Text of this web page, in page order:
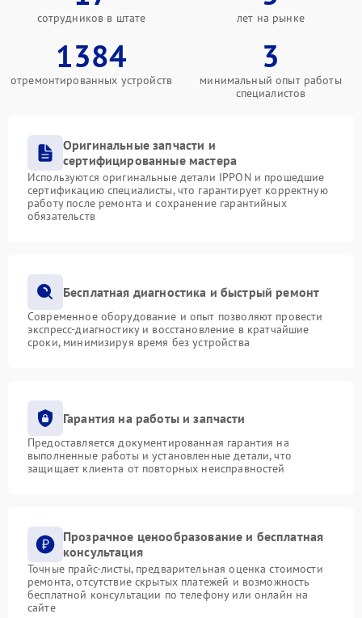
сотрудников в штате лет на рынке
1384
отремонтированных устройств
3
минимальный опыт работы
специалистов
Оригинальные запчасти и
сертифицированные мастера
Используются оригинальные детали IPPON и прошедшие
сертификацию специалисты, что гарантирует корректную
работу после ремонта и сохранение гарантийных
обязательств
Бесплатная диагностика и быстрый ремонт
Современное оборудование и опыт позволяют провести
экспресс-диагностику и восстановление в кратчайшие
сроки, минимизируя время без устройства
Гарантия на работы и запчасти
Предоставляется документированная гарантия на
выполненные работы и установленные детали, что
защищает клиента от повторных неисправностей
Прозрачное ценообразование и бесплатная
консультация
Точные прайс-листы, предварительная оценка стоимости
ремонта, отсутствие скрытых платежей и возможность
бесплатной консультации по телефону или онлайн на
сайте